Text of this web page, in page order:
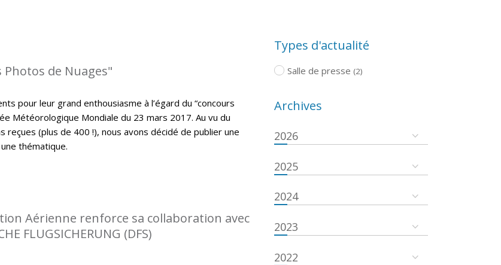
de Nuages"
pour leur grand enthousiasme à l’égard du “concours
Météorologique Mondiale du 23 mars 2017. Au vu du
reçues (plus de 400 !), nous avons décidé de publier une
thématique.
Aérienne renforce sa collaboration avec
FLUGSICHERUNG (DFS)
Types d'actualité
Salle de presse (2)
Archives
2026
2025
2024
2023
2022